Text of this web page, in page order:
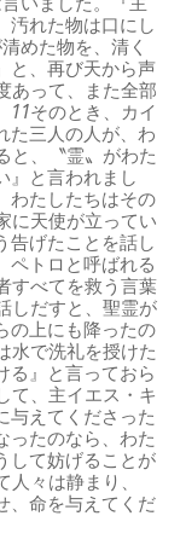
汚れた物は口にし
めた物を、清く
と、再び天から声
あって、また全部
11そのとき、カイ
た三人の人が、わ
と、〝霊〟がわた
』と言われまし
わたしたちはその
に天使が立ってい
告げたことを話し
ペトロと呼ばれる
すべてを救う言葉
しだすと、聖霊が
の上にも降ったの
水で洗礼を授けた
る』と言っておら
て、主イエス・キ
与えてくださった
ったのなら、わた
して妨げることが
々は静まり、
、命を与えてくだ